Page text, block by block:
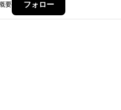
要 フォロー